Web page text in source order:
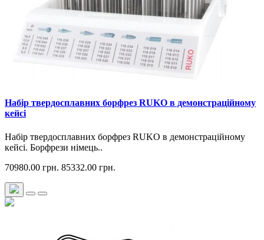
Набір твердосплавних борфрез RUKO в демонстраційному
кейсі
Набір твердосплавних борфрез RUKO в демонстраційному
кейсі. Борфрези німець..
70980.00 грн. 85332.00 грн.